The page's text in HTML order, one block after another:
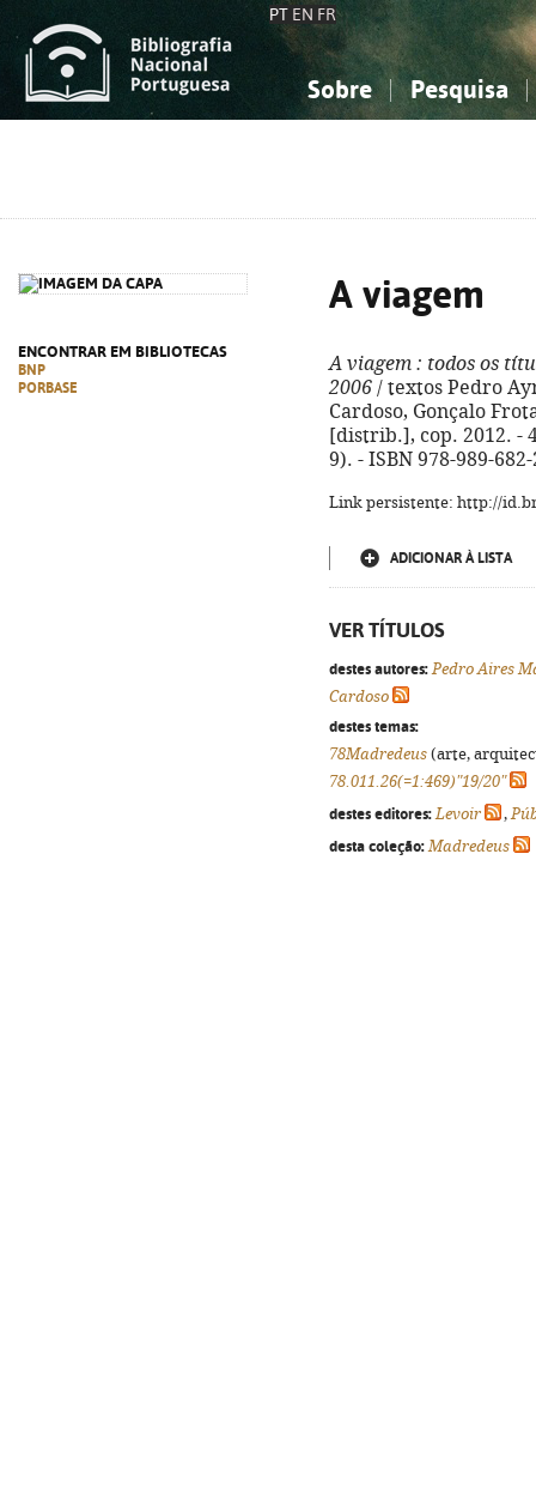
PT EN FR
Sobre Pesquisa
ENCONTRAR EM BIBLIOTECAS
BNP
PORBASE
A viagem
A viagem : todos os
2006 / textos Pedro
Cardoso, Gonçalo
[distrib.], cop. 2012. -
9). - ISBN 978-989-
Link persistente: http://
ADICIONAR À LISTA
VER TÍTULOS
destes autores: Pedro Aires
Cardoso
destes temas:
78Madredeus (arte,
78.011.26(=1:469)"19/20"
destes editores: Levoir ,
desta coleção: Madredeus